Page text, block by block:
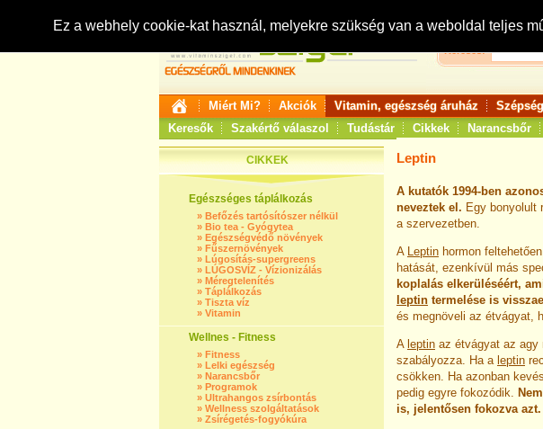
Ez a webhely cookie-kat használ, melyekre szükség van a weboldal teljes
Keresés:
Miért Mi? Akciók Vitamin, egészség áruház
Keresők
Szakértő válaszol Tudástár Cikkek Narancsbőr
CIKKEK
Egészséges táplálkozás
» Befőzés tartósítószer nélkül
» Bio tea - Gyógytea
» Egészségvédő növények
» Fűszernövények
» Lúgosítás-supergreens
» LÚGOSVÍZ - Vízionizálás
» Méregtelenítés
» Táplálkozás
» Tiszta víz
» Vitamin
Wellnes - Fitness
» Fitness
» Lelki egészség
» Narancsbőr
» Programok
» Ultrahangos zsírbontás
» Wellness szolgáltatások
» Zsírégetés-fogyókúra
Leptin
A kutatók 1994-ben
neveztek el. Egy bonyolult
a szervezetben.
A Leptin hormon
hatását, ezenkívül más
koplalás elkerüléséért,
leptin termelése is
és megnöveli az étvágyat,
A leptin az étvágyat az agy
szabályozza. Ha a leptin
csökken. Ha azonban
pedig egyre fokozódik.
is, jelentősen fokozva azt.